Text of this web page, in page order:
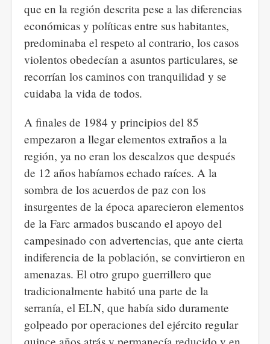
que en la región descrita pese a las diferencias
económicas y políticas entre sus habitantes,
predominaba el respeto al contrario, los casos
violentos obedecían a asuntos particulares, se
recorrían los caminos con tranquilidad y se
cuidaba la vida de todos.
A finales de 1984 y principios del 85
empezaron a llegar elementos extraños a la
región, ya no eran los descalzos que después
de 12 años habíamos echado raíces. A la
sombra de los acuerdos de paz con los
insurgentes de la época aparecieron elementos
de la Farc armados buscando el apoyo del
campesinado con advertencias, que ante cierta
indiferencia de la población, se convirtieron en
amenazas. El otro grupo guerrillero que
tradicionalmente habitó una parte de la
serranía, el ELN, que había sido duramente
golpeado por operaciones del ejército regular